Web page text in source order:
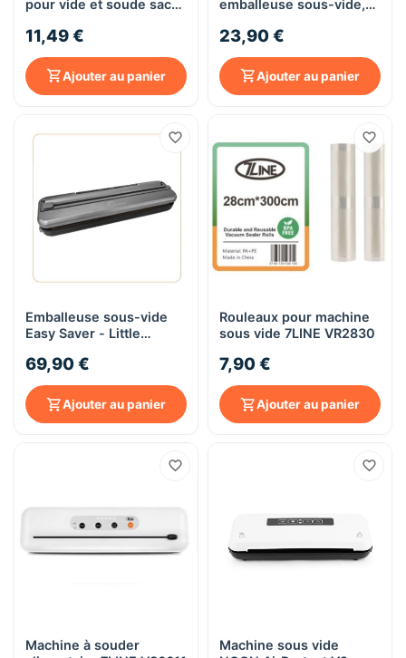
pour vide et soude sac
VT2540
11,49 €
Ajouter au panier
emballeuse sous-vide,
Balance 8268
23,90 €
Ajouter au panier
Emballeuse sous-vide
Easy Saver - Little
69,90 €
Ajouter au panier
Rouleaux pour machine
sous vide 7LINE VR2830
7,90 €
Ajouter au panier
Machine à souder
Machine sous vide